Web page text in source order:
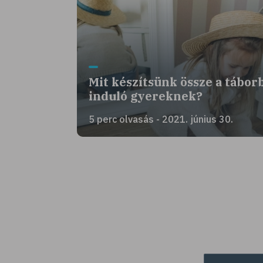
Mit készítsünk össze a
induló gyereknek?
5 perc olvasás - 2021. június 30.